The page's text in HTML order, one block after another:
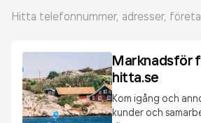
Hitta telefonnummer, adresser,
Marknadsför
hitta.se
Kom igång och
kunder och